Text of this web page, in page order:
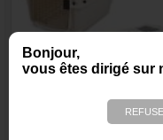
Bonjour,
vous êtes dirigé sur
Cage de transport Vari
Kennel Traditionnelle,